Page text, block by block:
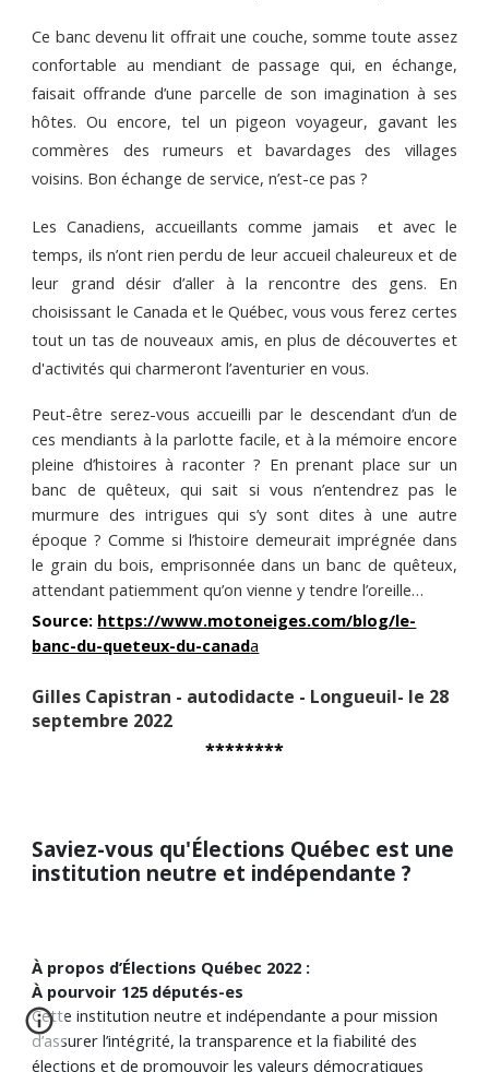
Ce banc devenu lit offrait une couche, somme toute assez
confortable au mendiant de passage qui, en échange,
faisait offrande d’une parcelle de son imagination à ses
hôtes. Ou encore, tel un pigeon voyageur, gavant les
commères des rumeurs et bavardages des villages
voisins. Bon échange de service, n’est-ce pas ?
Les Canadiens, accueillants comme jamais et avec le
temps, ils n’ont rien perdu de leur accueil chaleureux et de
leur grand désir d’aller à la rencontre des gens. En
choisissant le Canada et le Québec, vous vous ferez certes
tout un tas de nouveaux amis, en plus de découvertes et
d'activités qui charmeront l’aventurier en vous.
Peut-être serez-vous accueilli par le descendant d’un de
ces mendiants à la parlotte facile, et à la mémoire encore
pleine d’histoires à raconter ? En prenant place sur un
banc de quêteux, qui sait si vous n’entendrez pas le
murmure des intrigues qui s’y sont dites à une autre
époque ? Comme si l’histoire demeurait imprégnée dans
le grain du bois, emprisonnée dans un banc de quêteux,
attendant patiemment qu’on vienne y tendre l’oreille…
Source: https://www.motoneiges.com/blog/le-
banc-du-queteux-du-canada
Gilles Capistran - autodidacte - Longueuil- le 28
septembre 2022
********
Saviez-vous qu'Élections Québec est une
institution neutre et indépendante ?
À propos d’Élections Québec 2022 :
À pourvoir 125 députés-es
Cette institution neutre et indépendante a pour mission
d’assurer l’intégrité, la transparence et la fiabilité des
élections et de promouvoir les valeurs démocratiques